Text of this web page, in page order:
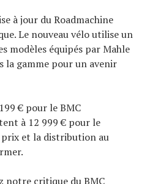
à jour du Roadmachine
Le nouveau vélo utilise un
modèles équipés par Mahle
la gamme pour un avenir
€ pour le BMC
à 12 999 € pour le
prix et la distribution au
notre critique du BMC